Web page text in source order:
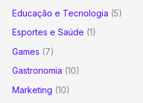
Educação e Tecnologia (5)
Esportes e Saúde (1)
Games (7)
Gastronomia (10)
Marketing (10)